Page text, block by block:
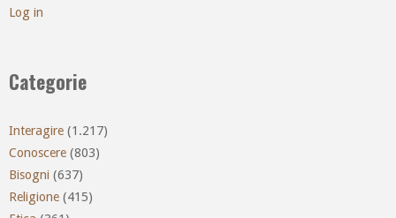
Log in
Categorie
Interagire (1.217)
Conoscere (803)
Bisogni (637)
Religione (415)